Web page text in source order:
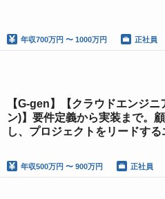
年収700万円 〜 1000万円 正社員
【G-gen】【クラウドエンジニ
ン)】要件定義から実装まで。
し、プロジェクトをリードす
年収500万円 〜 900万円 正社員